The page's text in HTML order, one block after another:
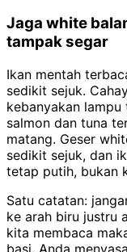
Jaga white
tampak segar
Ikan mentah
sedikit sejuk.
kebanyakan
salmon dan tuna
matang. Geser
sedikit sejuk, dan
tetap putih, bukan
Satu catatan:
ke arah biru justru
kita membaca
basi. Anda